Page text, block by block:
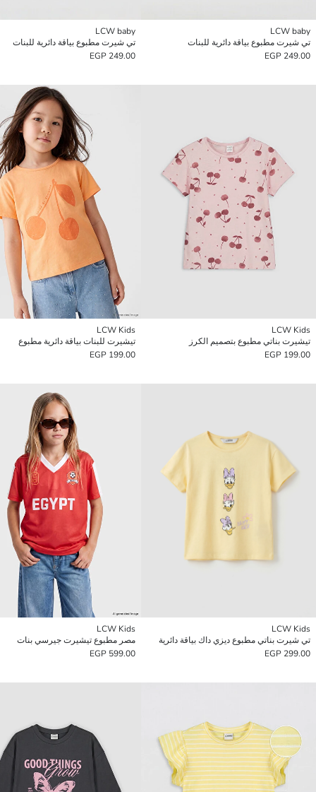
LCW baby
تي شيرت مطبوع بياقة دائرية للبنات
249.00 EGP
LCW baby
تي شيرت مطبوع بياقة دائرية للبنات
249.00 EGP
LCW Kids
تيشيرت بناتي مطبوع بتصميم الكرز
199.00 EGP
LCW Kids
تيشيرت للبنات بياقة دائرية مطبوع
199.00 EGP
LCW Kids
تي شيرت بناتي مطبوع ديزي داك بياقة دائرية
299.00 EGP
LCW Kids
مصر مطبوع تيشيرت جيرسي بنات
599.00 EGP